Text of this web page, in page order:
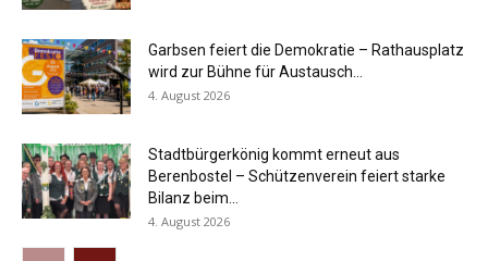
Garbsen feiert die Demokratie – Rathausplatz
wird zur Bühne für Austausch...
4. August 2026
Stadtbürgerkönig kommt erneut aus
Berenbostel – Schützenverein feiert starke
Bilanz beim...
4. August 2026